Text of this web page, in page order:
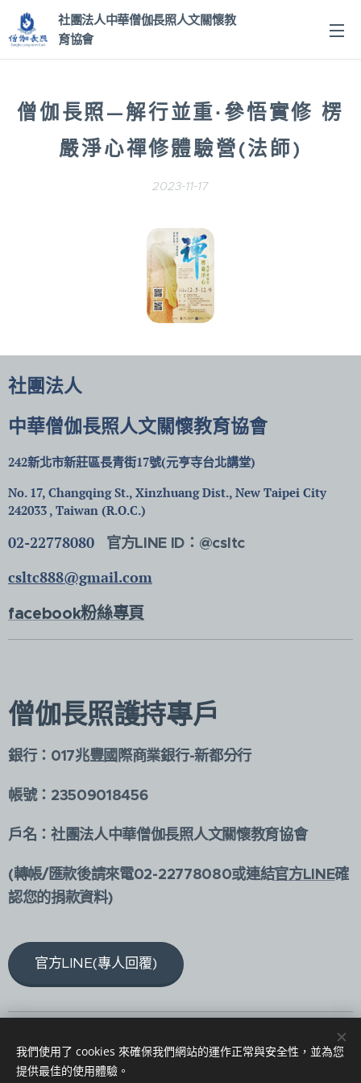
社團法人中華僧伽長照人文關懷教
育協會
僧伽長照—解行並重·參悟實修 楞
嚴淨心禪修體驗營(法師)
2023-11-17
社團法人
中華僧伽長照人文關懷教育協會
242新北市新莊區長青街17號(元亨寺台北講堂)
No. 17, Changqing St., Xinzhuang Dist., New Taipei City
242033 , Taiwan (R.O.C.)
02-22778080 官方LINE ID：@csltc
csltc888@gmail.com
facebook粉絲專頁
僧伽長照護持專戶
銀行：017兆豐國際商業銀行-新都分行
帳號：23509018456
戶名：社團法人中華僧伽長照人文關懷教育協會
(轉帳/匯款後請來電02-22778080或連結官方LINE確
認您的捐款資料)
官方LINE(專人回覆)
電話：02-22778080 Cookies
我們使用了 cookies 來確保我們網站的運作正常與安全性，並為您
提供最佳的使用體驗。